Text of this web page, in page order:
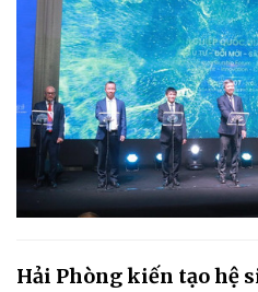
Hải Phòng kiến tạo hệ